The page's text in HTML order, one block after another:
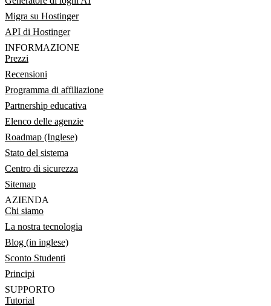
Migra su Hostinger
API di Hostinger
INFORMAZIONE
Prezzi
Recensioni
Programma di affiliazione
Partnership educativa
Elenco delle agenzie
Roadmap (Inglese)
Stato del sistema
Centro di sicurezza
Sitemap
AZIENDA
Chi siamo
La nostra tecnologia
Blog (in inglese)
Sconto Studenti
Principi
SUPPORTO
Tutorial